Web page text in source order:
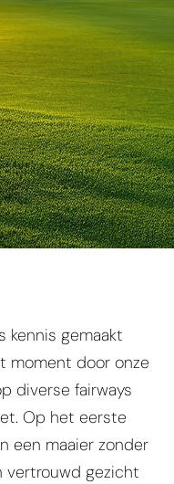
kennis gemaakt
moment door onze
diverse fairways
Op het eerste
een maaier zonder
vertrouwd gezicht